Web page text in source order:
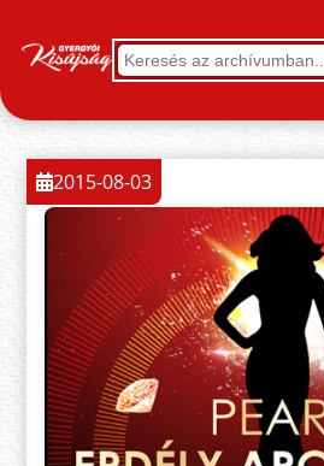
2015-08-03